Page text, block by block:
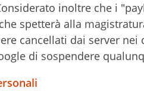
inoltre che i
spetterà alla
cancellati dai server nei
di sospendere